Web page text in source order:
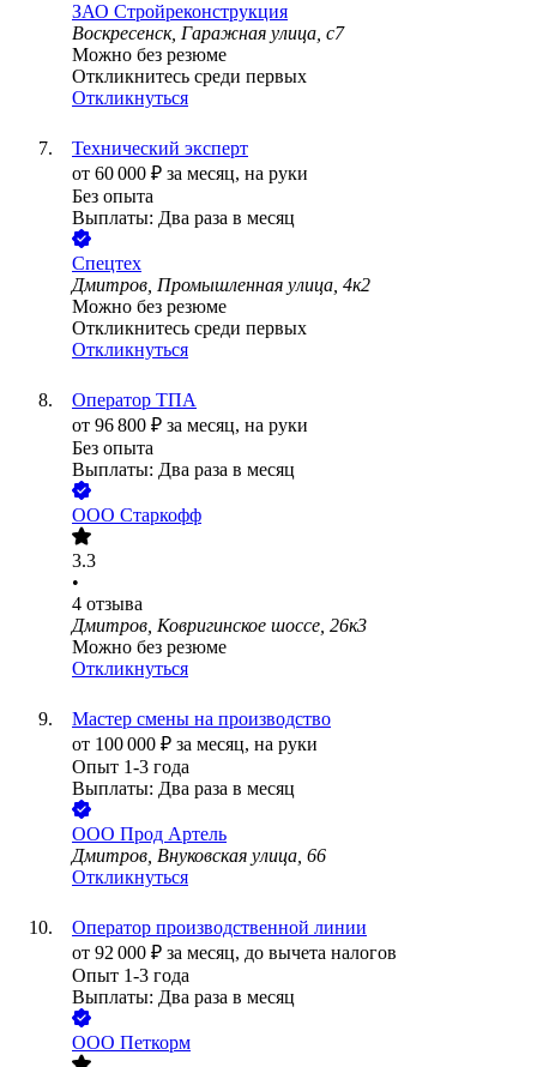
ЗАО Стройреконструкция
Воскресенск, Гаражная улица, с7
Можно без резюме
Откликнитесь среди первых
Откликнуться
Технический эксперт
от 60 000 ₽ за месяц, на руки
Без опыта
Выплаты: Два раза в месяц
Спецтех
Дмитров, Промышленная улица, 4к2
Можно без резюме
Откликнитесь среди первых
Откликнуться
Оператор ТПА
от 96 800 ₽ за месяц, на руки
Без опыта
Выплаты: Два раза в месяц
ООО Старкофф
3.3
•
4 отзыва
Дмитров, Ковригинское шоссе, 26к3
Можно без резюме
Откликнуться
Мастер смены на производство
от 100 000 ₽ за месяц, на руки
Опыт 1-3 года
Выплаты: Два раза в месяц
ООО Прод Артель
Дмитров, Внуковская улица, 66
Откликнуться
Оператор производственной линии
от 92 000 ₽ за месяц, до вычета налогов
Опыт 1-3 года
Выплаты: Два раза в месяц
ООО Петкорм